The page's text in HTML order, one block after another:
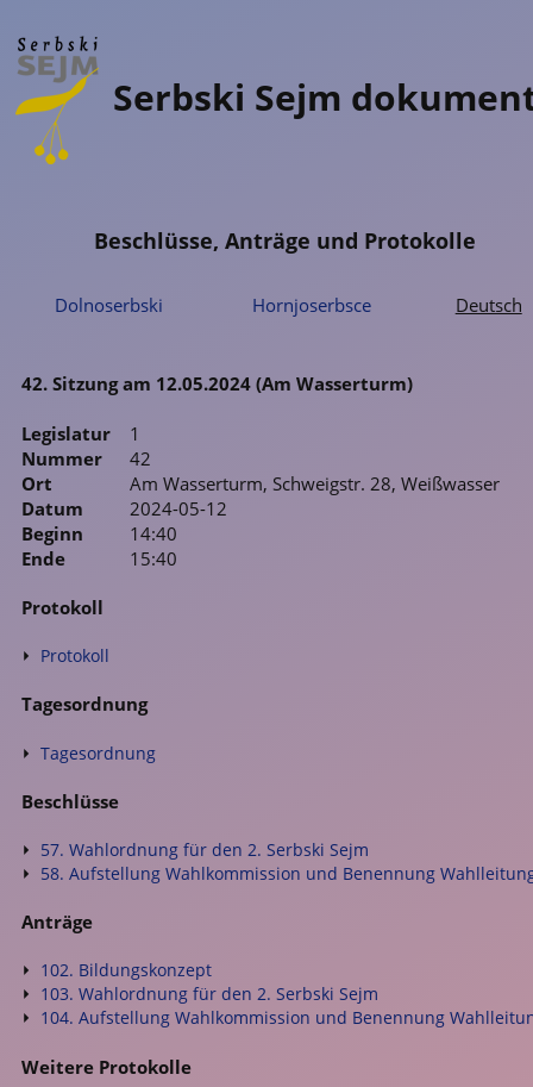
Dolnoserbski Hornjoserbsce Deutsch
Serbski Sejm
Beschlüsse, Anträge und Protokolle
42. Sitzung am 12.05.2024 (Am Wasserturm)
Legislatur
1
Nummer
42
Ort
Am Wasserturm, Schweigstr. 28, Weißwasser
Datum
2024-05-12
Beginn
14:40
Ende
15:40
Protokoll
Protokoll
Tagesordnung
Tagesordnung
Beschlüsse
57. Wahlordnung für den 2. Serbski Sejm
58. Aufstellung Wahlkommission und Benennung
Anträge
102. Bildungskonzept
103. Wahlordnung für den 2. Serbski Sejm
104. Aufstellung Wahlkommission und Benennung
Weitere Protokolle